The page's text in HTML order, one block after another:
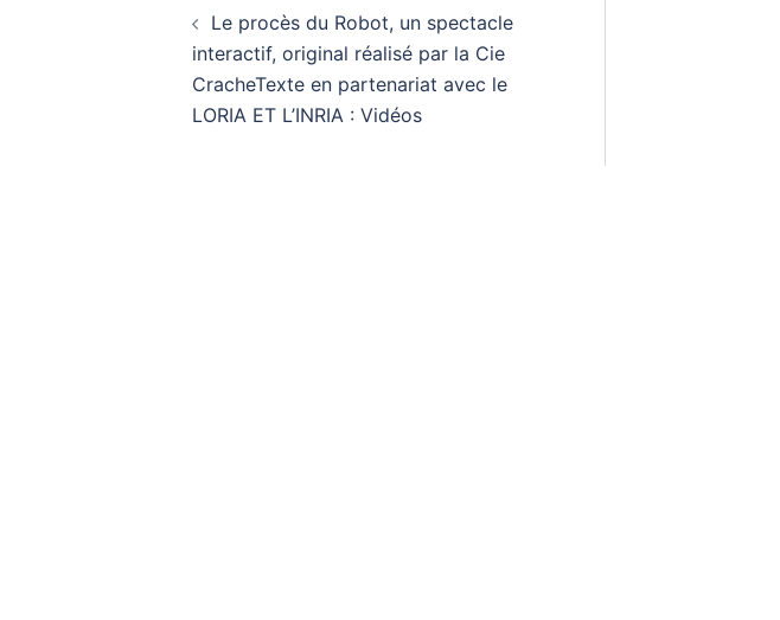
d’article
Le procès du Robot, un spectacle
interactif, original réalisé par la Cie
CracheTexte en partenariat avec le
LORIA ET L’INRIA : Vidéos